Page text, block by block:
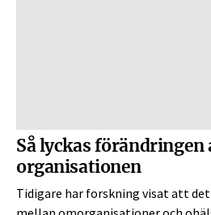
Så lyckas förändringen
organisationen
Tidigare har forskning visat att